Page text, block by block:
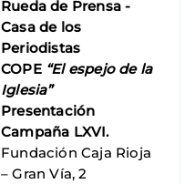
Rueda de Prensa -
Casa de los
Periodistas
COPE “El espejo de la
Iglesia”
Presentación
Campaña LXVI.
Fundación Caja Rioja
– Gran Vía, 2